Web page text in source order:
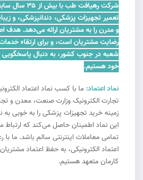
شرکت رهیافت طب
تعمیر تجهیزات پزشکی، دندانپزشکی، و
و مدرن را به مشتریان ارائه می‌دهد. هدف
رضایت مشتریان است، و برای ارتقاء
شعبه در جنوب کشور، به دنبال پاسخگویی
خود هستیم.
نماد اعتماد: ما با کسب نماد اعتماد
تجارت الکترونیک وزارت صنعت، معدن و
زمینه خرید تجهیزات پزشکی را به خوبی
این نماد اطمینان حاصل می‌کند که ارتباط
تمامی معاملات اینترنتی سالم باشد. ما با
اعتماد الکترونیکی، به حفظ اعتماد
کارمان متعهد هستیم.